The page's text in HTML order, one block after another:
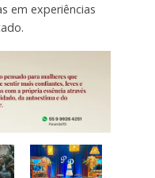
em experiências